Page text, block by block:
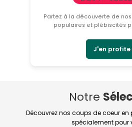
Partez à la découverte de
populaires et plébiscités
J'en profite
Notre
Découvrez nos coups de coeur en
spécialement pour